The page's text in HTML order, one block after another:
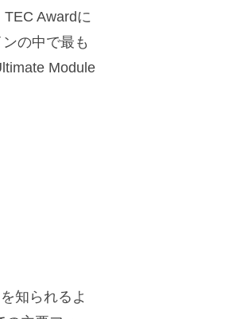
Awardに
の中で最も
Module
知られるよ